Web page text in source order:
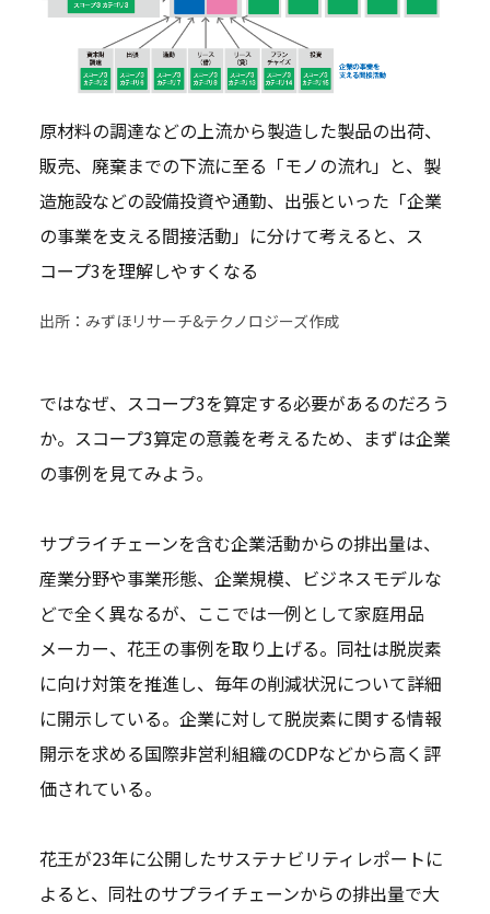
原材料の調達などの上流から製造した製品の出荷、
販売、廃棄までの下流に至る「モノの流れ」と、製
造施設などの設備投資や通勤、出張といった「企業
の事業を支える間接活動」に分けて考えると、ス
コープ3を理解しやすくなる
出所：みずほリサーチ&テクノロジーズ作成
ではなぜ、スコープ3を算定する必要があるのだろう
か。スコープ3算定の意義を考えるため、まずは企業
の事例を見てみよう。
サプライチェーンを含む企業活動からの排出量は、
産業分野や事業形態、企業規模、ビジネスモデルな
どで全く異なるが、ここでは一例として家庭用品
メーカー、花王の事例を取り上げる。同社は脱炭素
に向け対策を推進し、毎年の削減状況について詳細
に開示している。企業に対して脱炭素に関する情報
開示を求める国際非営利組織のCDPなどから高く評
価されている。
花王が23年に公開したサステナビリティレポートに
よると、同社のサプライチェーンからの排出量で大